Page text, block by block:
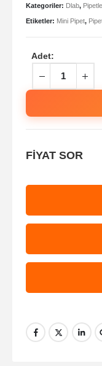
Kategoriler: Dlab,
Etiketler: Mini Pipet,
Adet:
FİYAT SOR